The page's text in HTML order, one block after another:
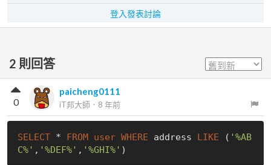
登入發表討論
2 則回答
paicheng0111
iT邦大師 ． 8 年前
0
SELECT * FROM user WHERE address LIKE ( '%AB
C%' , '%DEF%' , '%GHI%'